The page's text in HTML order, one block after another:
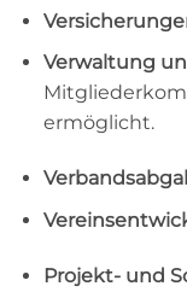
Verwaltung
ermöglicht.
Projekt- und